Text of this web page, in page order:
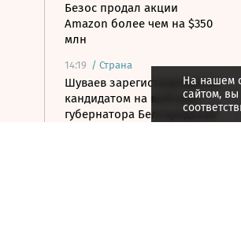
Безос продал акции
Amazon более чем на $350
млн
14:19 / Страна
Шуваев зарегистрировался
кандидатом на выборах
губернатора Белгородской
На нашем
сайтом,